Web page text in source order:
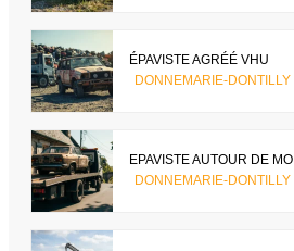
ÉPAVISTE AGRÉÉ VHU
DONNEMARIE-DONTILLY
EPAVISTE AUTOUR DE MOI
DONNEMARIE-DONTILLY